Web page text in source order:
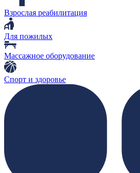
Взрослая реабилитация
Для пожилых
Массажное оборудование
Спорт и здоровье